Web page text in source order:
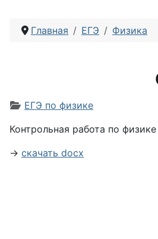
Главная ЕГЭ Физика
Информация о материале
ЕГЭ по физике
Контрольная работа по
→ скачать docx